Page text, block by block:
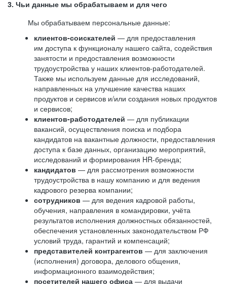
3. Чьи данные мы обрабатываем и для чего
Мы обрабатываем персональные данные:
клиентов-соискателей — для предоставления
им доступа к функционалу нашего сайта, содействия
занятости и предоставления возможности
трудоустройства у наших клиентов-работодателей.
Также мы используем данные для исследований,
направленных на улучшение качества наших
продуктов и сервисов и/или создания новых продуктов
и сервисов;
клиентов-работодателей — для публикации
вакансий, осуществления поиска и подбора
кандидатов на вакантные должности, предоставления
доступа к базе данных, организацию мероприятий,
исследований и формирования HR-бренда;
кандидатов — для рассмотрения возможности
трудоустройства в нашу компанию и для ведения
кадрового резерва компании;
сотрудников — для ведения кадровой работы,
обучения, направления в командировки, учёта
результатов исполнения должностных обязанностей,
обеспечения установленных законодательством РФ
условий труда, гарантий и компенсаций;
представителей контрагентов — для заключения
(исполнения) договора, делового общения,
информационного взаимодействия;
посетителей нашего офиса — для выдачи